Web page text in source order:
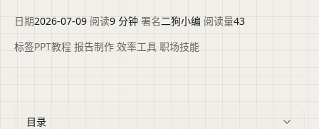
日期2026-07-09 阅读9 分钟 署名二狗小编 阅读量43
标签PPT教程 报告制作 效率工具 职场技能
目录